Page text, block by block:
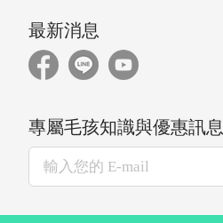
最新消息
專屬毛孩知識與優惠訊息